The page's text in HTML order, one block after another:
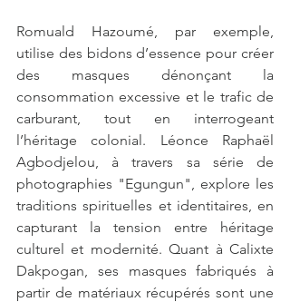
Romuald Hazoumé, par exemple,
utilise des bidons d’essence pour créer
des masques dénonçant la
consommation excessive et le trafic de
carburant, tout en interrogeant
l’héritage colonial. Léonce Raphaël
Agbodjelou, à travers sa série de
photographies "Egungun", explore les
traditions spirituelles et identitaires, en
capturant la tension entre héritage
culturel et modernité. Quant à Calixte
Dakpogan, ses masques fabriqués à
partir de matériaux récupérés sont une